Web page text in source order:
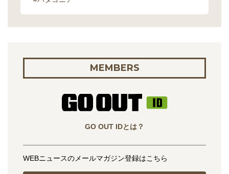
MEMBERS
GO OUT IDとは？
WEBニュースのメールマガジン登録はこちら